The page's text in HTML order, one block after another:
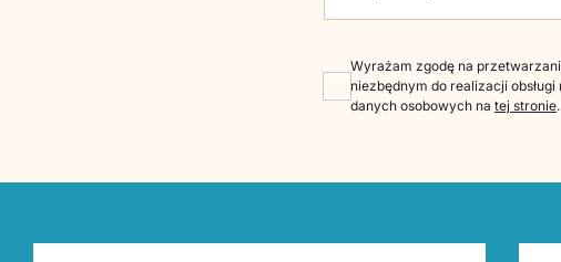
Wyrażam zgodę na
niezbędnym do realizacji
danych osobowych na tej stronie.